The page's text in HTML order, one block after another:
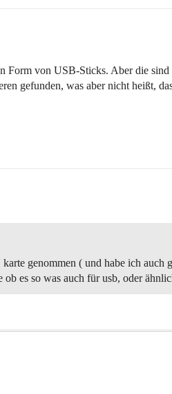
Form von USB-Sticks. Aber die
gefunden, was aber nicht heißt,
genommen ( und habe ich auch
es so was auch für usb, oder